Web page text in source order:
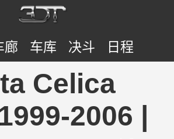
廊 车库 决斗 日程
Celica
2006 |